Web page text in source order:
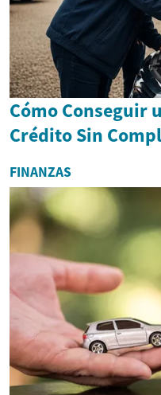
Cómo Conseguir
Crédito Sin
FINANZAS